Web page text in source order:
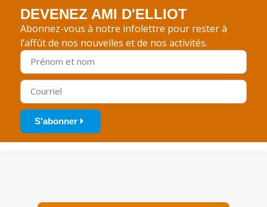
DEVENEZ AMI D'ELLIOT
Abonnez-vous à notre infolettre pour rester à
l’affût de nos nouvelles et de nos activités.
S'abonner